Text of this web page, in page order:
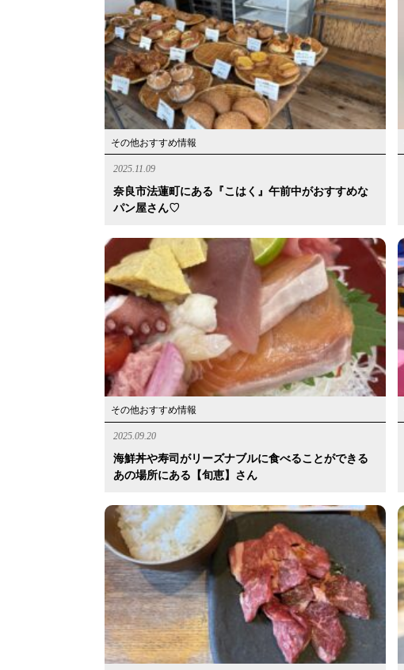
その他おすすめ情報
2025.11.09
奈良市法蓮町にある『こはく』午前中がおすすめな
パン屋さん♡
その他おすすめ情報
2025.09.20
海鮮丼や寿司がリーズナブルに食べることができる
あの場所にある【旬恵】さん